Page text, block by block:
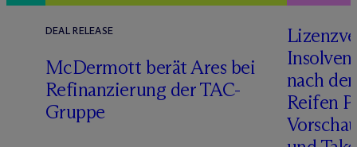
DEAL RELEASE
McDermott berät Ares bei
Refinanzierung der TAC-
Gruppe
nach
Reifen